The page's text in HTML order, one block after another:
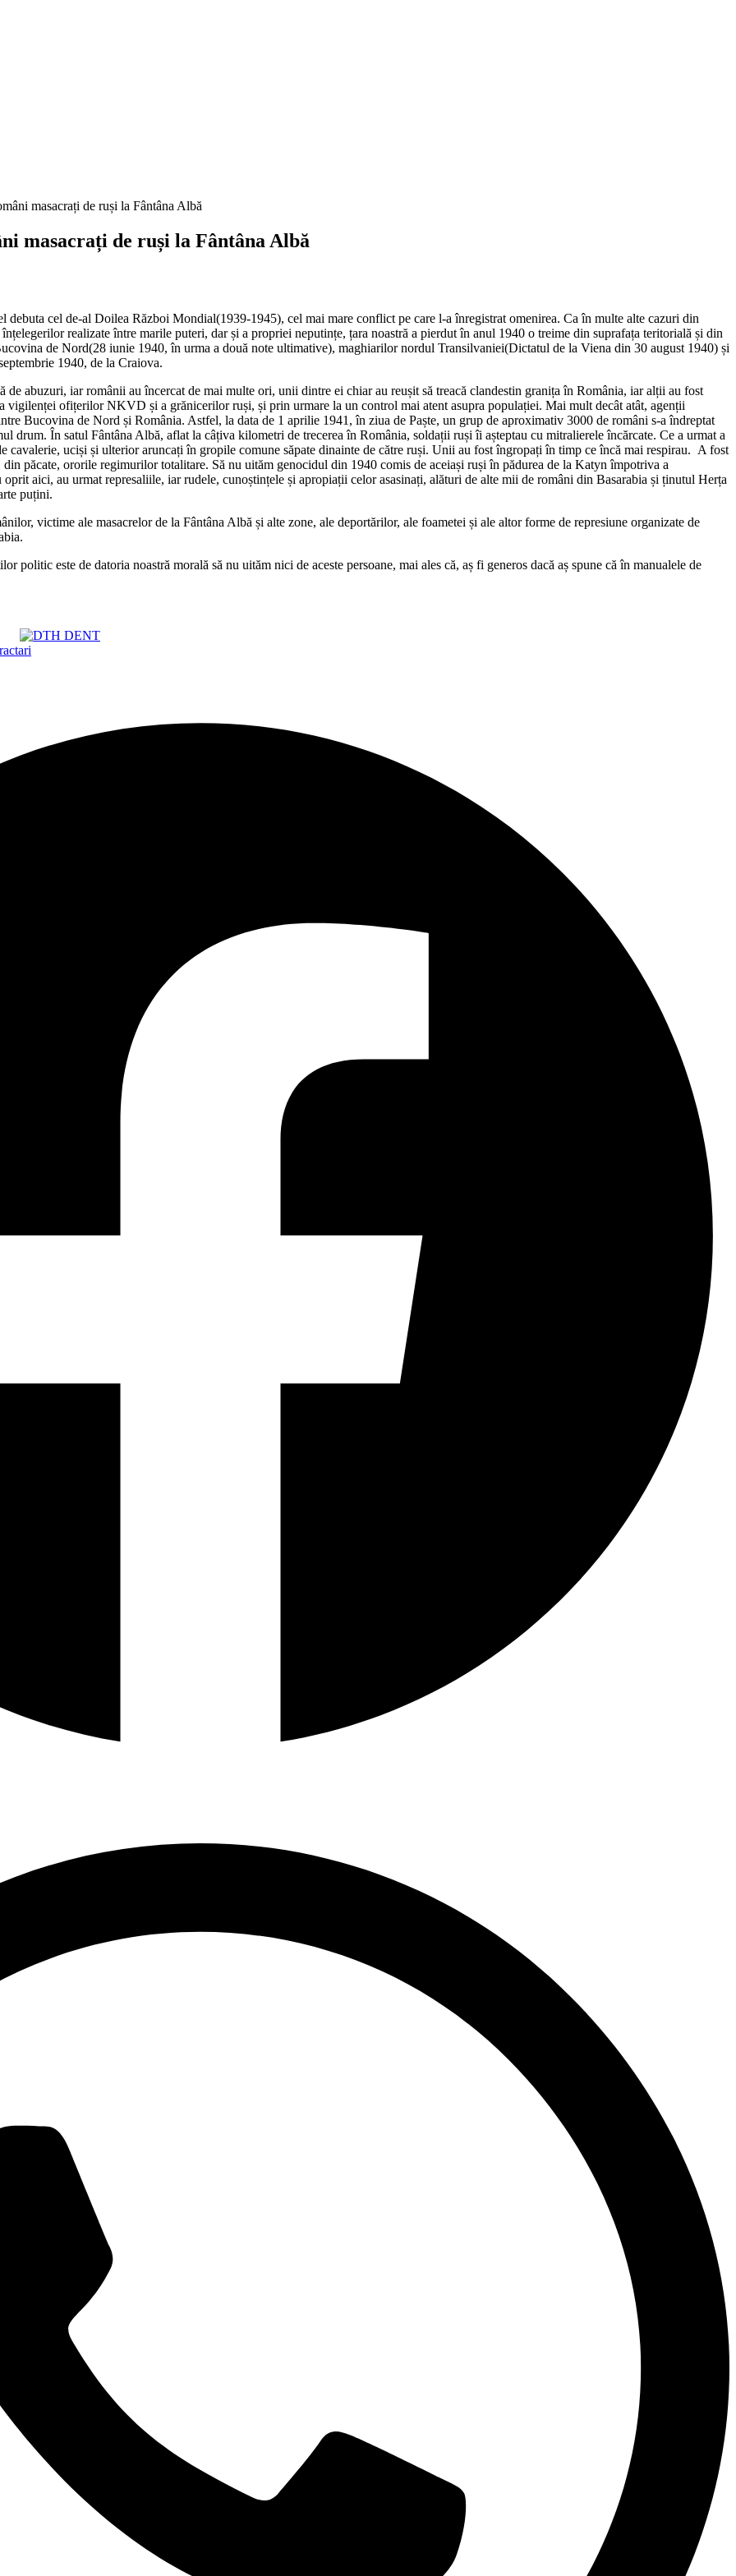
masacrați de ruși la Fântâna Albă
debuta cel de-al Doilea Război Mondial(1939-1945), cel mai mare conflict pe care l-a înregistrat omenirea. Ca în multe alte cazuri din
realizate între marile puteri, dar și a propriei neputințe, țara noastră a pierdut în anul 1940 o treime din suprafața teritorială și din
de Nord(28 iunie 1940, în urma a două note ultimative), maghiarilor nordul Transilvaniei(Dictatul de la Viena din 30 august 1940) și
1940, de la Craiova.
abuzuri, iar românii au încercat de mai multe ori, unii dintre ei chiar au reușit să treacă clandestin granița în România, iar alții au fost
vigilenței ofițerilor NKVD și a grănicerilor ruși, și prin urmare la un control mai atent asupra populației. Mai mult decât atât, agenții
Bucovina de Nord și România. Astfel, la data de 1 aprilie 1941, în ziua de Paște, un grup de aproximativ 3000 de români s-a îndreptat
drum. În satul Fântâna Albă, aflat la câțiva kilometri de trecerea în România, soldații ruși îi așteptau cu mitralierele încărcate. Ce a urmat a
cavalerie, uciși și ulterior aruncați în gropile comune săpate dinainte de către ruși. Unii au fost îngropați în timp ce încă mai respirau. A fost
păcate, ororile regimurilor totalitare. Să nu uităm genocidul din 1940 comis de aceiași ruși în pădurea de la Katyn împotriva a
aici, au urmat represaliile, iar rudele, cunoștințele și apropiații celor asasinați, alături de alte mii de români din Basarabia și ținutul Herța
puțini.
victime ale masacrelor de la Fântâna Albă și alte zone, ale deportărilor, ale foametei și ale altor forme de represiune organizate de
politic este de datoria noastră morală să nu uităm nici de aceste persoane, mai ales că, aș fi generos dacă aș spune că în manualele de